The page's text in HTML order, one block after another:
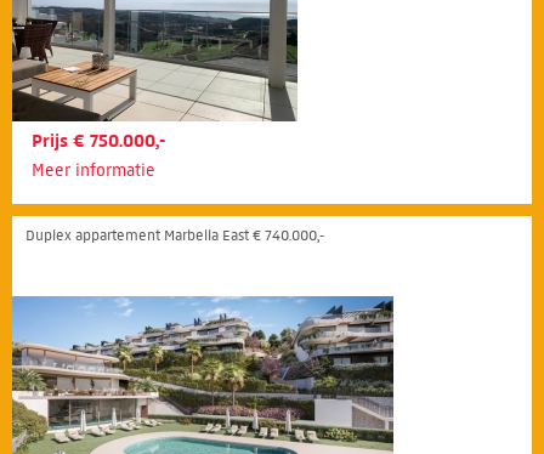
Prijs € 750.000,-
Meer informatie
Duplex appartement Marbella East € 740.000,-